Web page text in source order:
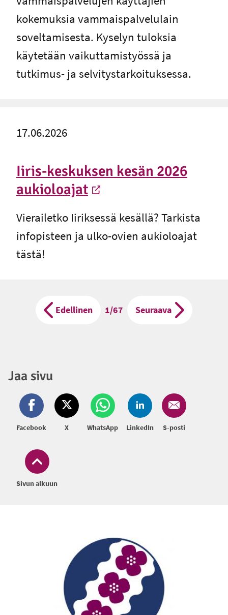
kokemuksia vammaispalvelulain
soveltamisesta. Kyselyn tuloksia
käytetään vaikuttamistyössä ja
tutkimus- ja selvitystarkoituksessa.
Iiris-keskuksen kesän 2026
aukioloajat
17.06.2026
Vierailetko Iiriksessä kesällä? Tarkista
infopisteen ja ulko-ovien aukioloajat
tästä!
Edellinen Sivu
1/67 Seuraava
Sivun alkuun
Jaa sivu
Facebook X WhatsApp LinkedIn S-posti